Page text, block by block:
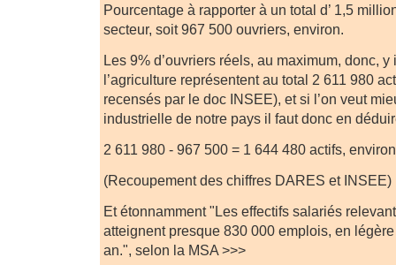
Pourcentage à rapporter à un total d’ 1,5
secteur, soit 967 500 ouvriers, environ.
Les 9% d’ouvriers réels, au maximum, donc,
l’agriculture représentent au total 2 611 980
recensés par le doc INSEE), et si l’on veut
industrielle de notre pays il faut donc en
2 611 980 - 967 500 = 1 644 480 actifs,
(Recoupement des chiffres DARES et INSEE)
Et étonnamment "Les effectifs salariés
atteignent presque 830 000 emplois, en
an.", selon la MSA >>>